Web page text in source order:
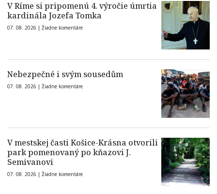
V Ríme si pripomenú 4. výročie úmrtia
kardinála Jozefa Tomka
07. 08. 2026 | Žiadne komentáre
Nebezpečné i svým sousedům
07. 08. 2026 | Žiadne komentáre
V mestskej časti Košice-Krásna otvorili
park pomenovaný po kňazovi J.
Semivanovi
07. 08. 2026 | Žiadne komentáre